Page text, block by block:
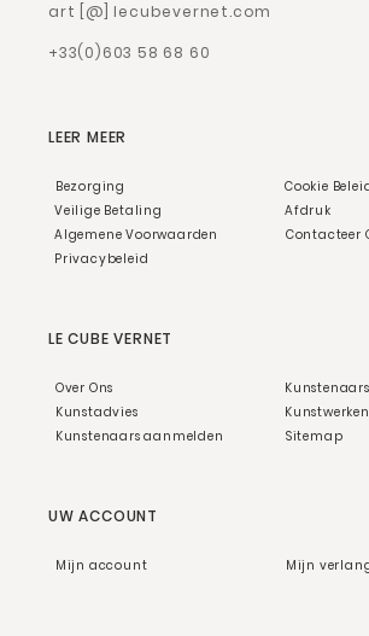
art [@] lecubevernet.com
+33(0)603 58 68 60
LEER MEER
Bezorging
Veilige Betaling
Algemene Voorwaarden
Privacybeleid
Cookie
Afdruk
Contacteer
LE CUBE VERNET
Over Ons
Kunstadvies
Kunstenaars aanmelden
Kunstenaars
Kunstwerken
Sitemap
UW ACCOUNT
Mijn account Mijn